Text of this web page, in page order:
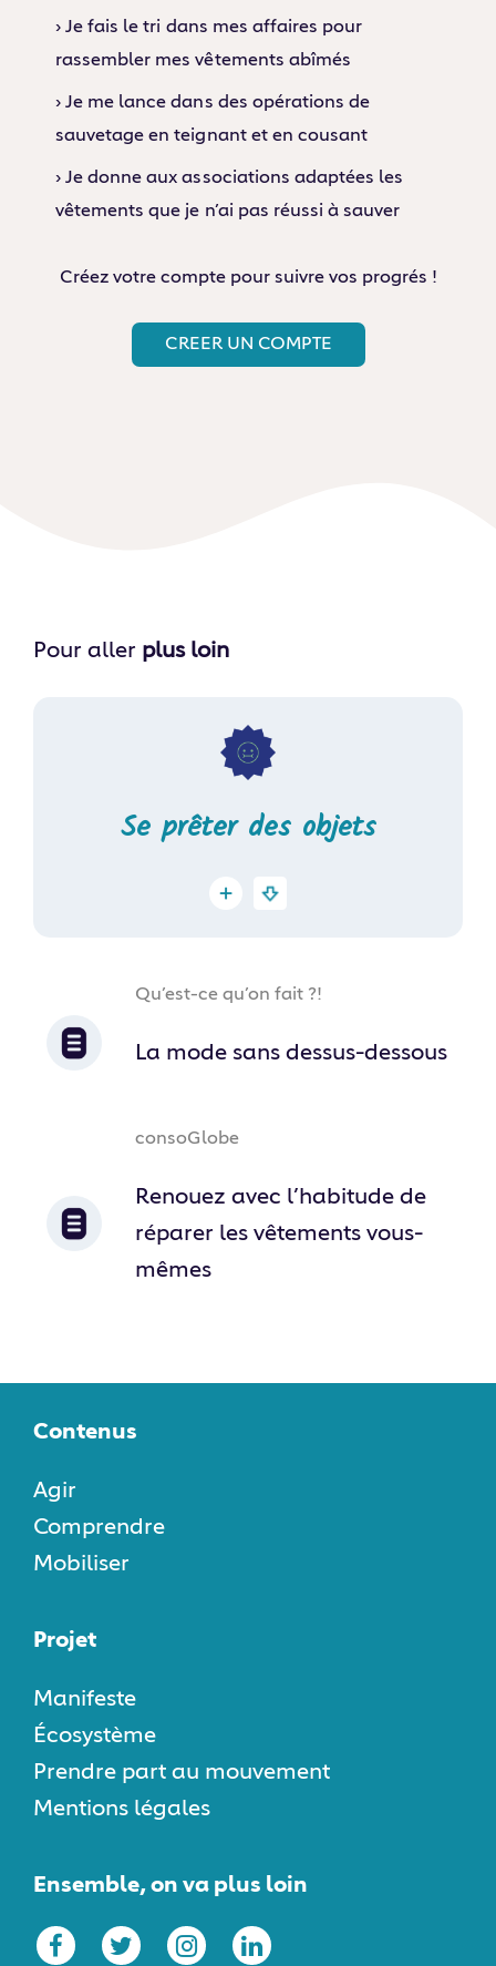
› Je fais le tri dans mes affaires pour
rassembler mes vêtements abîmés
› Je me lance dans des opérations de
sauvetage en teignant et en cousant
› Je donne aux associations adaptées les
vêtements que je n’ai pas réussi à sauver
Créez votre compte pour suivre vos progrés !
CREER UN COMPTE
Pour aller plus loin
Se prêter des objets
Qu’est-ce qu’on fait ?!
La mode sans dessus-dessous
consoGlobe
Renouez avec l’habitude de
réparer les vêtements vous-
mêmes
Contenus
Agir
Comprendre
Mobiliser
Projet
Manifeste
Écosystème
Prendre part au mouvement
Mentions légales
Ensemble, on va plus loin